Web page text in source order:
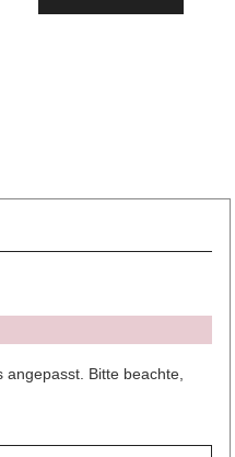
Bitte beachte,